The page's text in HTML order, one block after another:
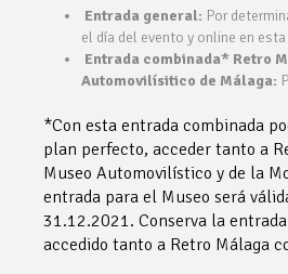
Entrada general: Por
el día del evento y online en
Entrada combinada* Retro
Automovilísitico de Málaga:
*Con esta entrada combinada
plan perfecto, acceder tanto a
Museo Automovilístico y de la
entrada para el Museo será
31.12.2021. Conserva la
accedido tanto a Retro Málaga